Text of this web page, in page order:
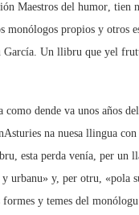
Maestros del humor,
monólogos propios y
García. Un llibru que yel
dende va unos años
na nuesa llingua
esta perda venía, per un
urbanu» y, per otru, «pola
formes y temes del